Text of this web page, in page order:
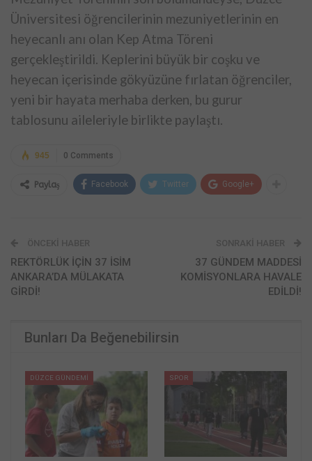
Üniversitesi öğrencilerinin mezuniyetlerinin en
heyecanlı anı olan Kep Atma Töreni
gerçekleştirildi. Keplerini büyük bir coşku ve
heyecan içerisinde gökyüzüne fırlatan öğrenciler,
yeni bir hayata merhaba derken, bu gurur
tablosunu aileleriyle birlikte paylaştı.
0 Comments
945
Paylaş Facebook Twitter Google+
ÖNCEKI HABER
REKTÖRLÜK İÇİN 37 İSİM
ANKARA’DA MÜLAKATA
GİRDİ!
SONRAKI HABER
37 GÜNDEM MADDESİ
KOMİSYONLARA HAVALE
EDİLDİ!
Bunları Da Beğenebilirsin
DÜZCE GÜNDEMİ SPOR